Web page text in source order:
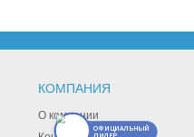
КОМПАНИЯ
О компании
ОФИЦИАЛЬНЫЙ